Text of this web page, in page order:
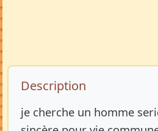
Description de
Description
je cherche un homme